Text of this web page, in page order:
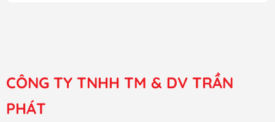
CÔNG TY TNHH TM & DV TRẦN
PHÁT